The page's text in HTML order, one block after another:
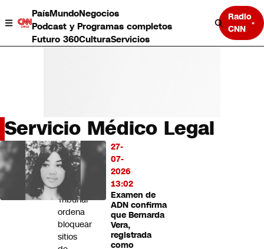
PaísMundoNegocios
Podcast y Programas completos
Futuro 360CulturaServicios
Radio
CNN
País
Mundo
Negocios
Deportes
Programas completos
Servicio Médico Legal
27-
07-
2026
13:02
Examen de
ADN confirma
que Bernarda
Vera,
registrada
como
LO
MÁS
LEÍDO
Tribunal
ordena
bloquear
sitios